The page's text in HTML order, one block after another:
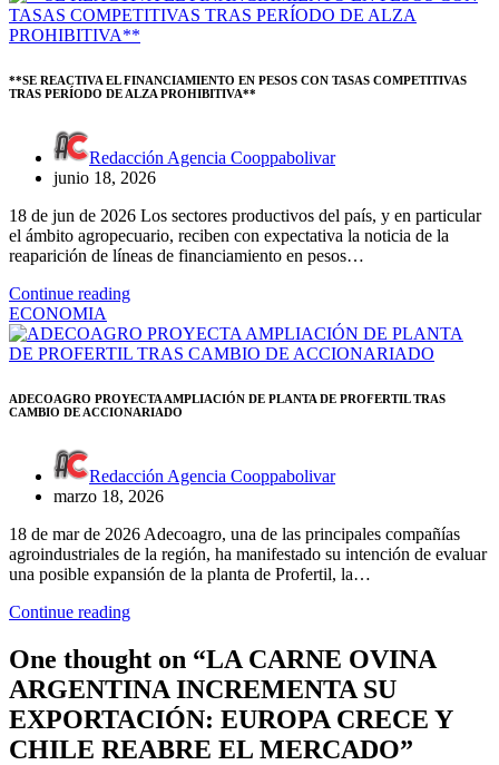
**SE REACTIVA EL FINANCIAMIENTO EN PESOS CON TASAS COMPETITIVAS
TRAS PERÍODO DE ALZA PROHIBITIVA**
Redacción Agencia Cooppabolivar
junio 18, 2026
18 de jun de 2026 Los sectores productivos del país, y en particular
el ámbito agropecuario, reciben con expectativa la noticia de la
reaparición de líneas de financiamiento en pesos…
Continue reading
ECONOMIA
ADECOAGRO PROYECTA AMPLIACIÓN DE PLANTA DE PROFERTIL TRAS
CAMBIO DE ACCIONARIADO
Redacción Agencia Cooppabolivar
marzo 18, 2026
18 de mar de 2026 Adecoagro, una de las principales compañías
agroindustriales de la región, ha manifestado su intención de evaluar
una posible expansión de la planta de Profertil, la…
Continue reading
One thought on “LA CARNE OVINA
ARGENTINA INCREMENTA SU
EXPORTACIÓN: EUROPA CRECE Y
CHILE REABRE EL MERCADO”